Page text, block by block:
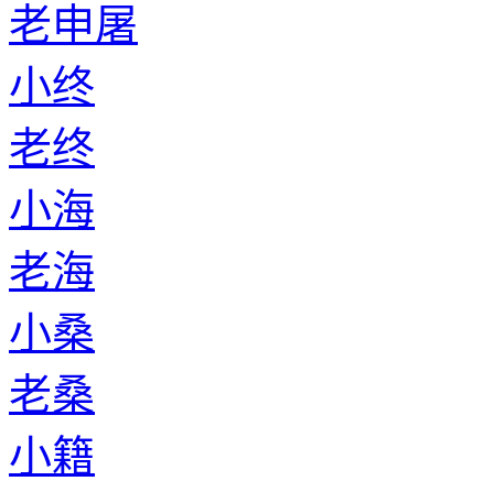
老申屠
小终
老终
小海
老海
小桑
老桑
小籍